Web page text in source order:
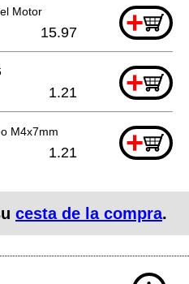
Motor +
15.97
+
1.21
M4x7mm +
1.21
cesta de la compra.